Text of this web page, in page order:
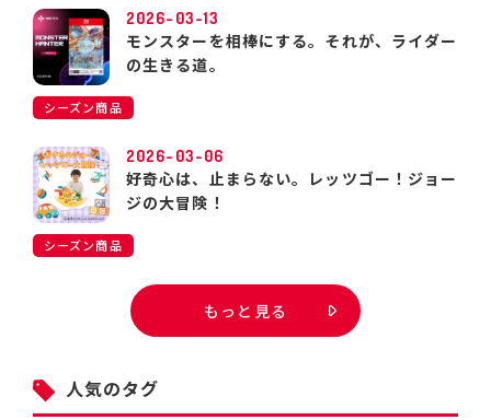
2026-03-13
モンスターを相棒にする。それが、ライダー
の生きる道。
シーズン商品
2026-03-06
好奇心は、止まらない。レッツゴー！ジョー
ジの大冒険！
シーズン商品
もっと見る
人気のタグ